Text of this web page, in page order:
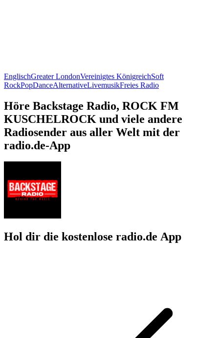
EnglischGreater LondonVereinigtes KönigreichSoft
RockPopDanceAlternativeLivemusikFreies Radio
Höre Backstage Radio, ROCK FM
KUSCHELROCK und viele andere
Radiosender aus aller Welt mit der
radio.de-App
Hol dir die kostenlose radio.de App